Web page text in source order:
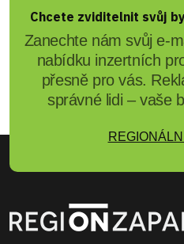
Chcete zviditelnit svůj
Zanechte nám svůj e-
nabídku inzertních
přesně pro vás.
správné lidi – vaše